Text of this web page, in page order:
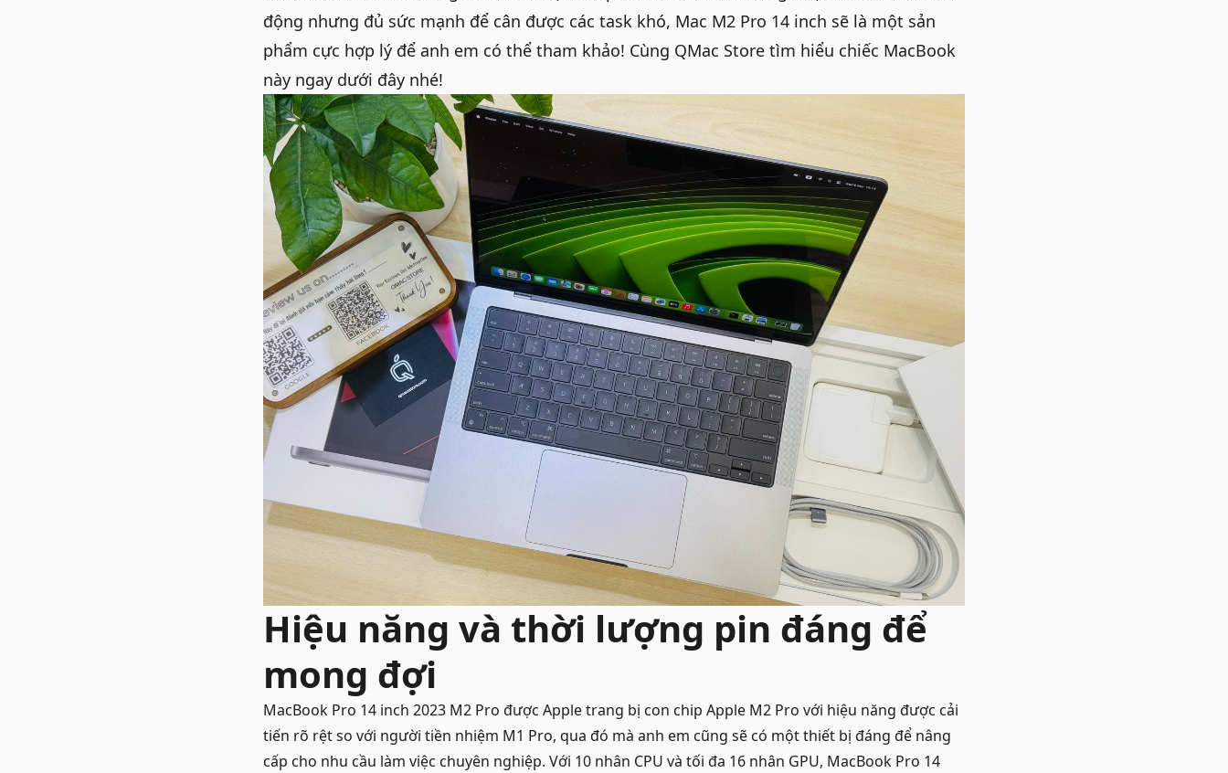
động nhưng đủ sức mạnh để cân được các task khó, Mac M2 Pro 14 inch sẽ là một sản
phẩm cực hợp lý để anh em có thể tham khảo! Cùng QMac Store tìm hiểu chiếc MacBook
này ngay dưới đây nhé!
Hiệu năng và thời lượng pin đáng để
mong đợi
MacBook Pro 14 inch 2023 M2 Pro được Apple trang bị con chip Apple M2 Pro với hiệu năng được cải
tiến rõ rệt so với người tiền nhiệm M1 Pro, qua đó mà anh em cũng sẽ có một thiết bị đáng để nâng
cấp cho nhu cầu làm việc chuyên nghiệp. Với 10 nhân CPU và tối đa 16 nhân GPU, MacBook Pro 14